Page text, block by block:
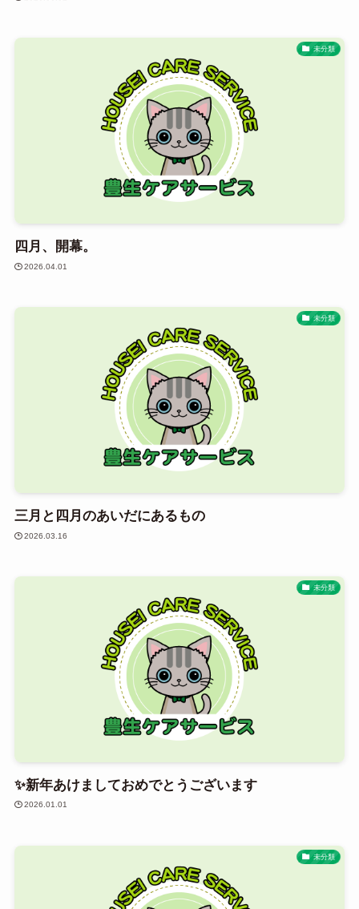
未分類
四月、開幕。
2026.04.01
未分類
三月と四月のあいだにあるもの
2026.03.16
未分類
✨新年あけましておめでとうございます
2026.01.01
未分類